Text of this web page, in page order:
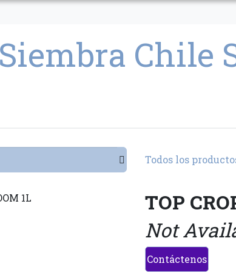
Todos los
TOP
Not
Contáctenos